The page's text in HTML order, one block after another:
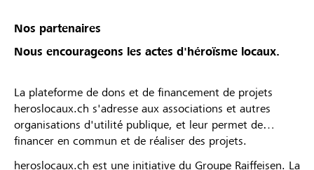
Nos partenaires
Nous encourageons les actes d'héroïsme locaux.
La plateforme de dons et de financement de projets
heroslocaux.ch s'adresse aux associations et autres
organisations d'utilité publique, et leur permet de
financer en commun et de réaliser des projets.
heroslocaux.ch est une initiative du Groupe Raiffeisen. La